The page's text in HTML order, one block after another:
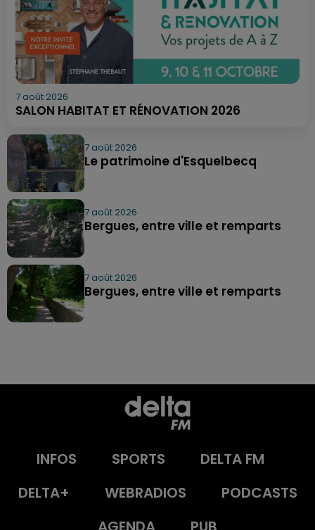
7 août 2026
SALON HABITAT ET RÉNOVATION 2026
7 août 2026
Le patrimoine d'Esquelbecq
7 août 2026
Bergues, entre ville et remparts
7 août 2026
Bergues, entre ville et remparts
INFOS SPORTS
DELTA FM
DELTA+
WEBRADIOS
PODCASTS